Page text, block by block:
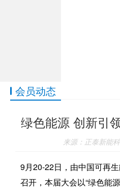
会员动态
绿色能源 创新引
来源：正泰新能
9月20-22日，由中国可再
召开，本届大会以“绿色能